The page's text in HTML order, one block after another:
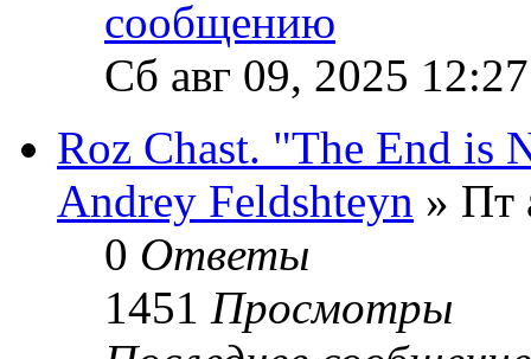
Сб авг 09, 2025
Roz Chast. "The End is
Andrey Feldshteyn » Пт
0 Ответы
1451 Просмотры